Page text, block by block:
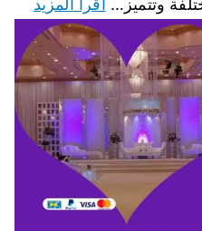
وتتميز… اقرأ المزيد